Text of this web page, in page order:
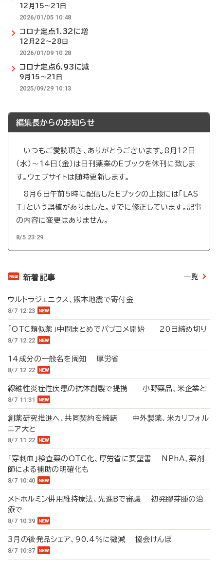
12月15～21日
2026/01/05 10:48
コロナ定点1.32に増
12月22～28日
2026/01/09 10:28
コロナ定点6.93に減
9月15～21日
2025/09/29 10:13
編集長からのお知らせ
いつもご愛読頂き、ありがとうございます。8月12日
（水）～14日（金）は日刊薬業のEブックを休刊に致しま
す。ウェブサイトは随時更新します。
8月6日午前5時に配信したEブックの上段には「LAS
T」という誤植がありました。すでに修正しています。記事
の内容に変更はありません。
8/5 23:29
新着記事 一覧
ウルトラジェニクス、熊本地震で寄付金
8/7 12:23
「OTC類似薬」中間まとめでパブコメ開始 20日締め切り
8/7 12:22
14成分の一般名を周知 厚労省
8/7 12:22
線維性炎症性疾患の抗体創製で提携 小野薬品、米企業と
8/7 11:31
創薬研究推進へ、共同契約を締結 中外製薬、米カリフォル
ニア大と
8/7 11:22
「穿刺血」検査薬のOTC化、厚労省に要望書 NPhA、薬剤
師による補助の明確化も
8/7 10:40
メトホルミン併用維持療法、先進Bで審議 初発膠芽腫の治
療で
8/7 10:39
3月の後発品シェア、90.4％に微減 協会けんぽ
8/7 10:37